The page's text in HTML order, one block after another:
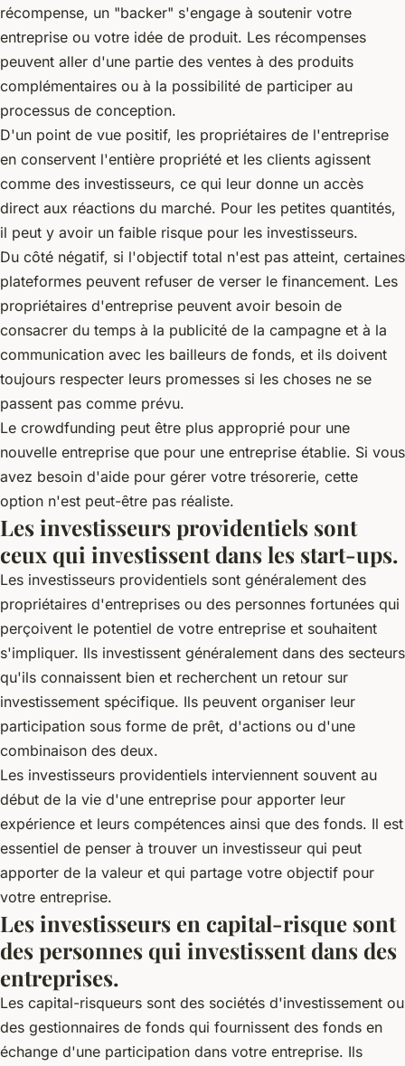
récompense, un "backer" s'engage à soutenir votre
entreprise ou votre idée de produit. Les récompenses
peuvent aller d'une partie des ventes à des produits
complémentaires ou à la possibilité de participer au
processus de conception.
D'un point de vue positif, les propriétaires de l'entreprise
en conservent l'entière propriété et les clients agissent
comme des investisseurs, ce qui leur donne un accès
direct aux réactions du marché. Pour les petites quantités,
il peut y avoir un faible risque pour les investisseurs.
Du côté négatif, si l'objectif total n'est pas atteint, certaines
plateformes peuvent refuser de verser le financement. Les
propriétaires d'entreprise peuvent avoir besoin de
consacrer du temps à la publicité de la campagne et à la
communication avec les bailleurs de fonds, et ils doivent
toujours respecter leurs promesses si les choses ne se
passent pas comme prévu.
Le crowdfunding peut être plus approprié pour une
nouvelle entreprise que pour une entreprise établie. Si vous
avez besoin d'aide pour gérer votre trésorerie, cette
option n'est peut-être pas réaliste.
Les investisseurs providentiels sont
ceux qui investissent dans les start-ups.
Les investisseurs providentiels sont généralement des
propriétaires d'entreprises ou des personnes fortunées qui
perçoivent le potentiel de votre entreprise et souhaitent
s'impliquer. Ils investissent généralement dans des secteurs
qu'ils connaissent bien et recherchent un retour sur
investissement spécifique. Ils peuvent organiser leur
participation sous forme de prêt, d'actions ou d'une
combinaison des deux.
Les investisseurs providentiels interviennent souvent au
début de la vie d'une entreprise pour apporter leur
expérience et leurs compétences ainsi que des fonds. Il est
essentiel de penser à trouver un investisseur qui peut
apporter de la valeur et qui partage votre objectif pour
votre entreprise.
Les investisseurs en capital-risque sont
des personnes qui investissent dans des
entreprises.
Les capital-risqueurs sont des sociétés d'investissement ou
des gestionnaires de fonds qui fournissent des fonds en
échange d'une participation dans votre entreprise. Ils